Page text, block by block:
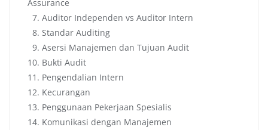
Assurance
7. Auditor Independen vs Auditor Intern
8. Standar Auditing
9. Asersi Manajemen dan Tujuan Audit
10. Bukti Audit
11. Pengendalian Intern
12. Kecurangan
13. Penggunaan Pekerjaan Spesialis
14. Komunikasi dengan Manajemen